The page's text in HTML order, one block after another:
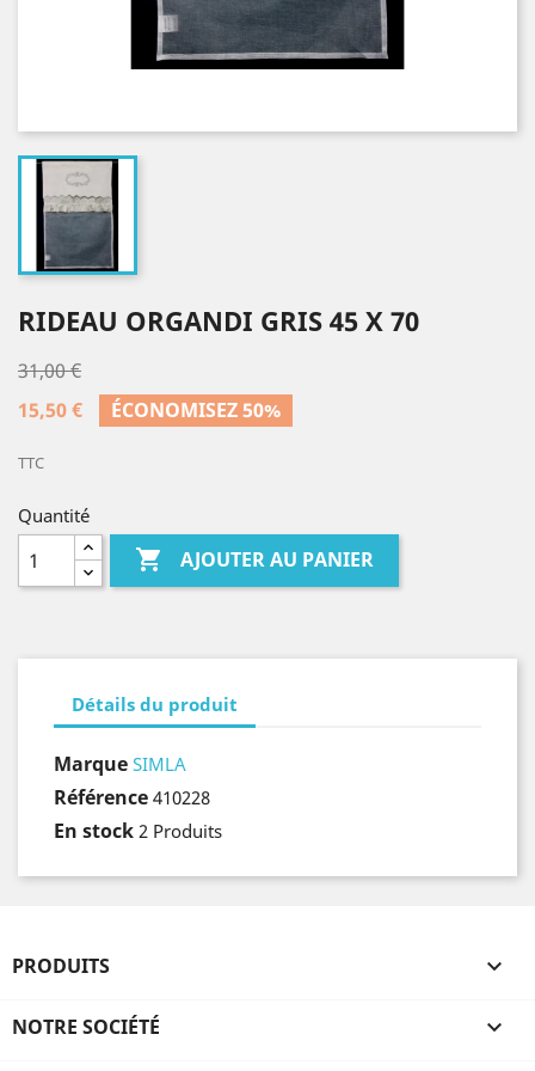
RIDEAU ORGANDI GRIS 45 X 70
31,00 €
15,50 €
ÉCONOMISEZ 50%
TTC
Quantité
 AJOUTER AU PANIER
Détails du produit
Marque SIMLA
Référence 410228
En stock 2 Produits
PRODUITS 
NOTRE SOCIÉTÉ 